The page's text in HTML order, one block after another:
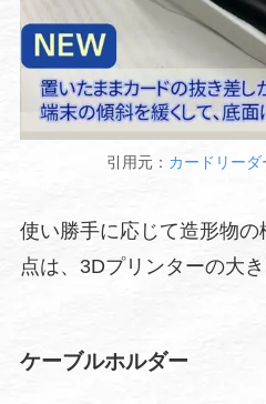
引用元： カードリー
使い勝手に応じて造形物
点は、3Dプリンターの大き
ケーブルホルダー